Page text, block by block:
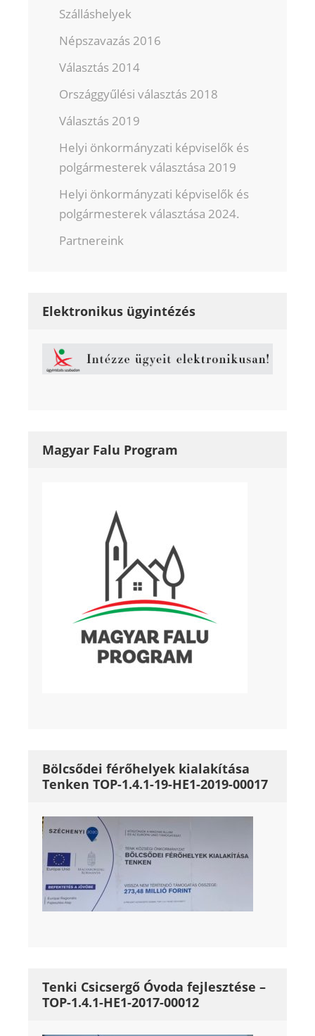
Szálláshelyek
Népszavazás 2016
Választás 2014
Országgyűlési választás 2018
Választás 2019
Helyi önkormányzati képviselők és
polgármesterek választása 2019
Helyi önkormányzati képviselők és
polgármesterek választása 2024.
Partnereink
Elektronikus ügyintézés
Magyar Falu Program
Bölcsődei férőhelyek kialakítása
Tenken TOP-1.4.1-19-HE1-2019-00017
Tenki Csicsergő Óvoda fejlesztése –
TOP-1.4.1-HE1-2017-00012